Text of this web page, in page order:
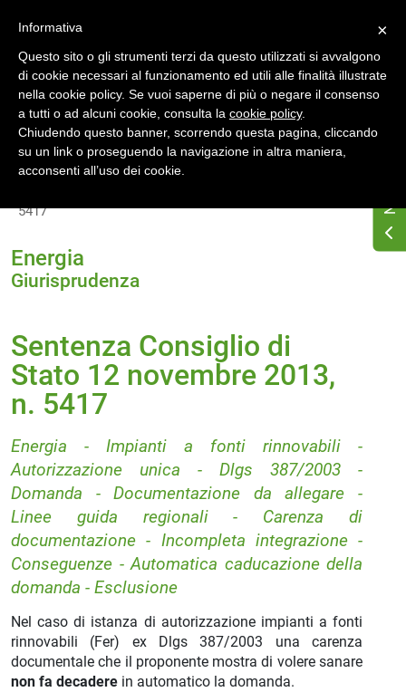
Home
Osservatorio di normativa energetica
Normativa energetica nazionale
5417
Energia
Giurisprudenza
Sentenza Consiglio di
Stato 12 novembre 2013,
n. 5417
Energia - Impianti a fonti rinnovabili -
Autorizzazione unica - Dlgs 387/2003 -
Domanda - Documentazione da allegare -
Linee guida regionali - Carenza di
documentazione - Incompleta integrazione -
Conseguenze - Automatica caducazione della
domanda - Esclusione
Nel caso di istanza di autorizzazione impianti a fonti
rinnovabili (Fer) ex Dlgs 387/2003 una carenza
documentale che il proponente mostra di volere sanare
non fa decadere in automatico la domanda.
×
Informativa
Questo sito o gli strumenti terzi da questo utilizzati si avvalgono
di cookie necessari al funzionamento ed utili alle finalità illustrate
nella cookie policy. Se vuoi saperne di più o negare il consenso
a tutti o ad alcuni cookie, consulta la cookie policy.
Chiudendo questo banner, scorrendo questa pagina, cliccando
su un link o proseguendo la navigazione in altra maniera,
acconsenti all’uso dei cookie.